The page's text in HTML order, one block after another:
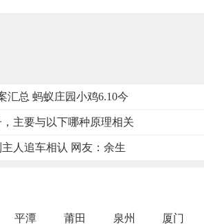
汇总 蚂蚁庄园小鸡6.10今
主要与以下哪种原理相关
人追车相认 网友：余生
平潭 莆田 泉州 厦门